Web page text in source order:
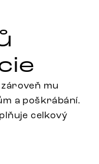
mu
a poškrábání.
celkový